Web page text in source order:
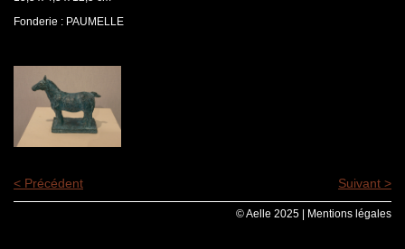
Fonderie : PAUMELLE
< Précédent Suivant >
© Aelle 2025 | Mentions légales